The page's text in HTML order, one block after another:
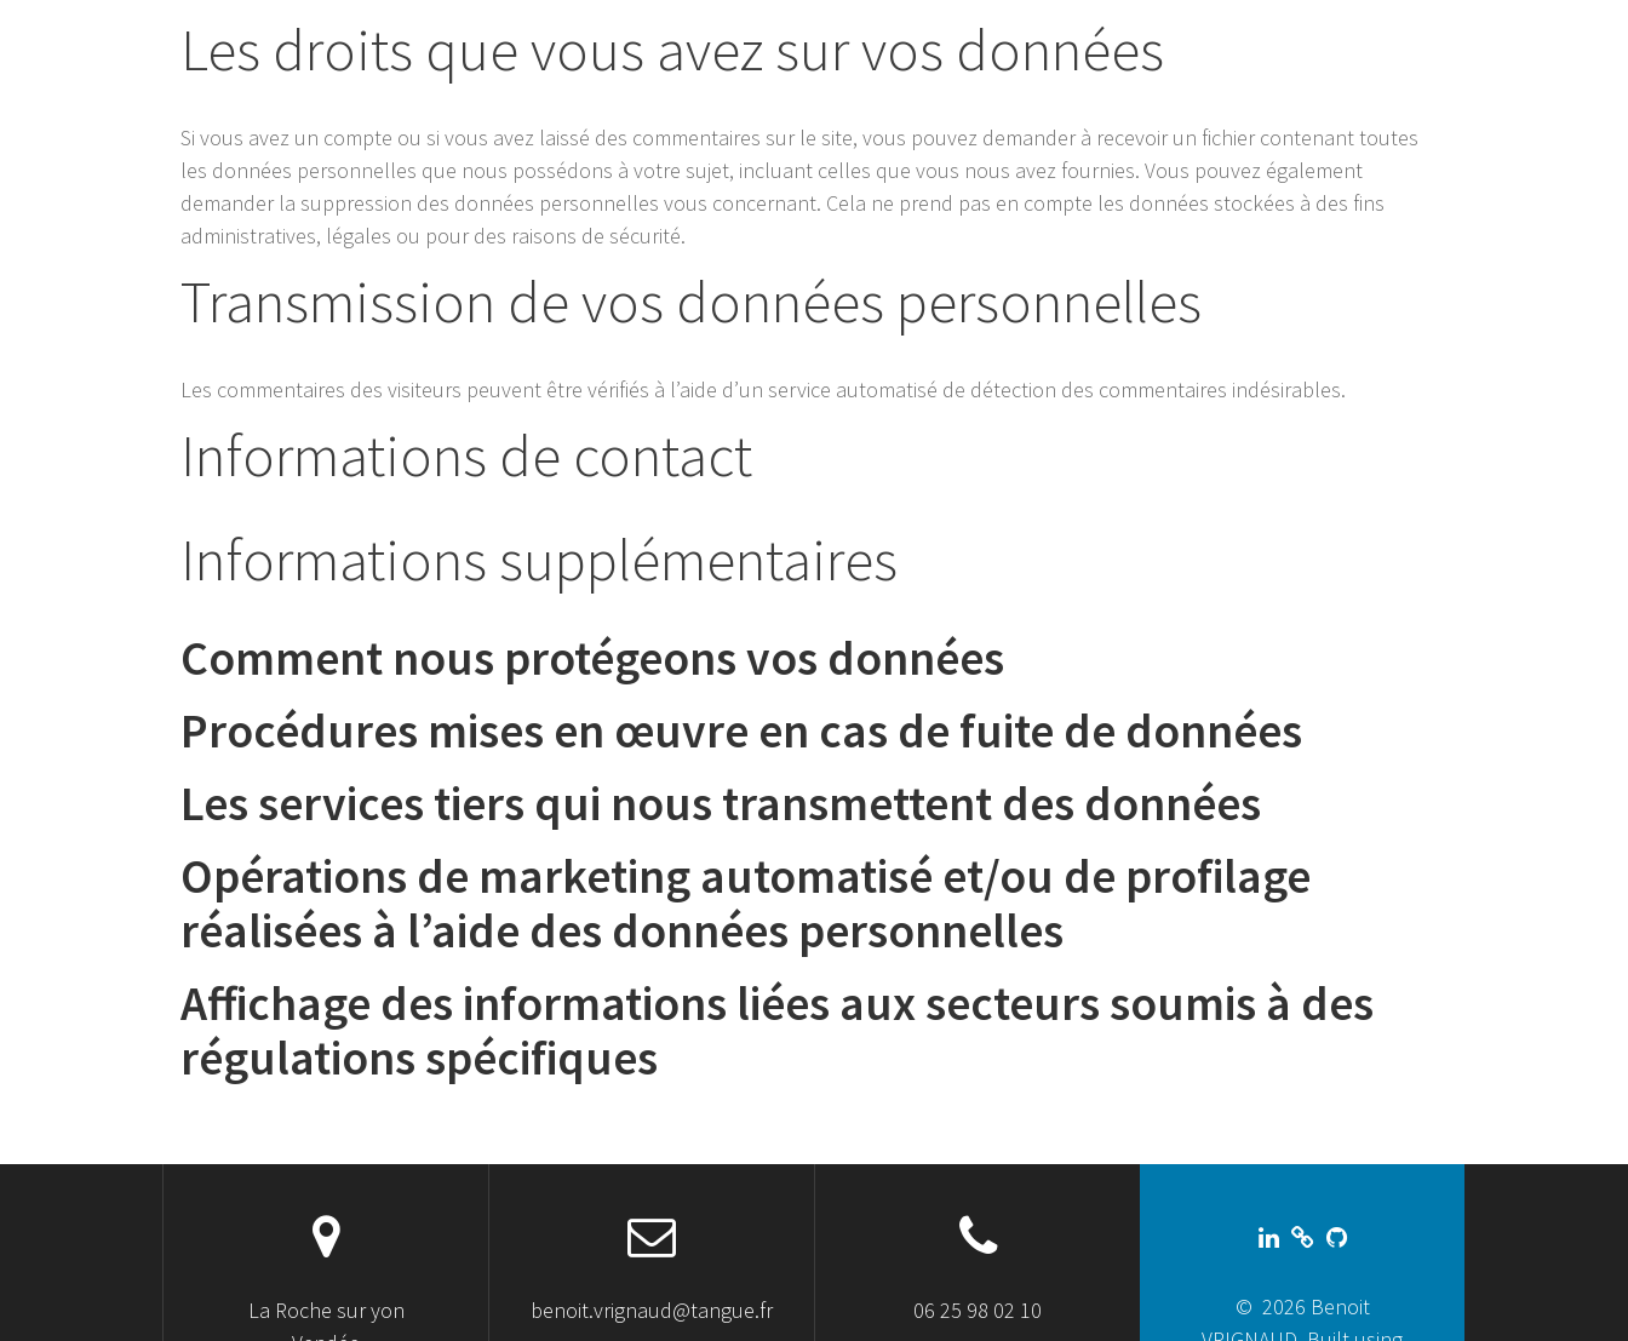
Les droits que vous avez sur vos données
Si vous avez un compte ou si vous avez laissé des commentaires sur le site, vous pouvez demander à recevoir un fichier contenant toutes
les données personnelles que nous possédons à votre sujet, incluant celles que vous nous avez fournies. Vous pouvez également
demander la suppression des données personnelles vous concernant. Cela ne prend pas en compte les données stockées à des fins
administratives, légales ou pour des raisons de sécurité.
Transmission de vos données personnelles
Les commentaires des visiteurs peuvent être vérifiés à l’aide d’un service automatisé de détection des commentaires indésirables.
Informations de contact
Informations supplémentaires
Comment nous protégeons vos données
Procédures mises en œuvre en cas de fuite de données
Les services tiers qui nous transmettent des données
Opérations de marketing automatisé et/ou de profilage
réalisées à l’aide des données personnelles
Affichage des informations liées aux secteurs soumis à des
régulations spécifiques
La Roche sur yon
benoit.vrignaud@tangue.fr 06 25 98 02 10
© 2026 Benoit